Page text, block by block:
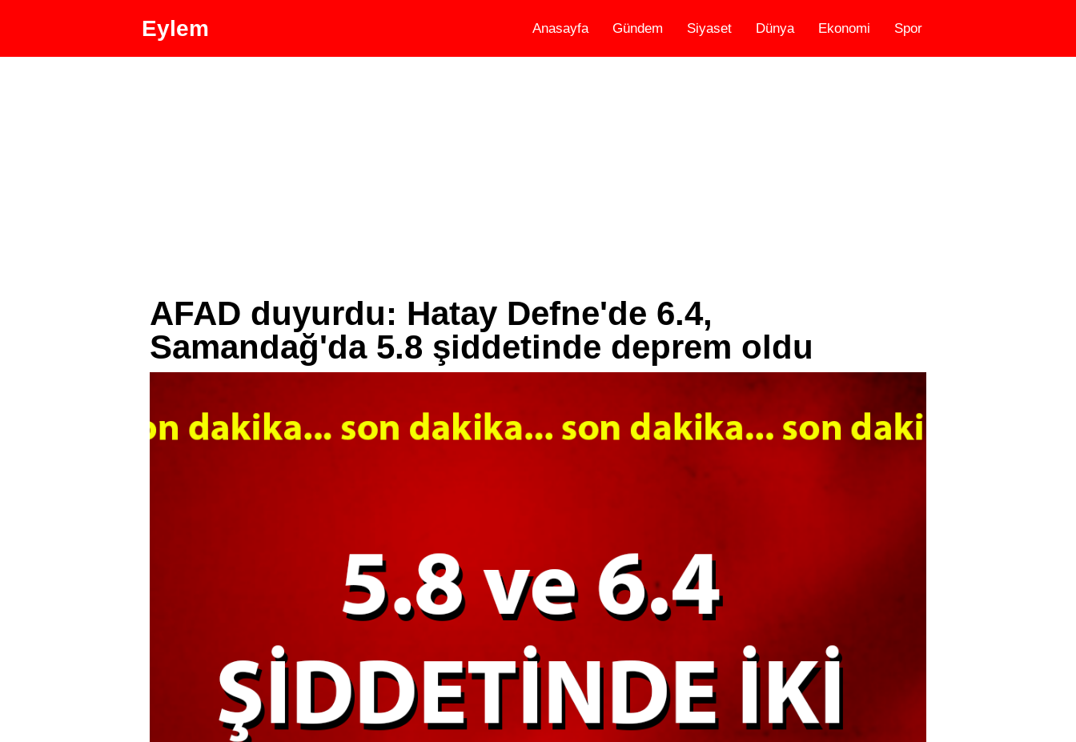
Eylem Anasayfa Gündem Siyaset Dünya Ekonomi Spor
AFAD duyurdu: Hatay Defne'de 6.4,
Samandağ'da 5.8 şiddetinde deprem oldu